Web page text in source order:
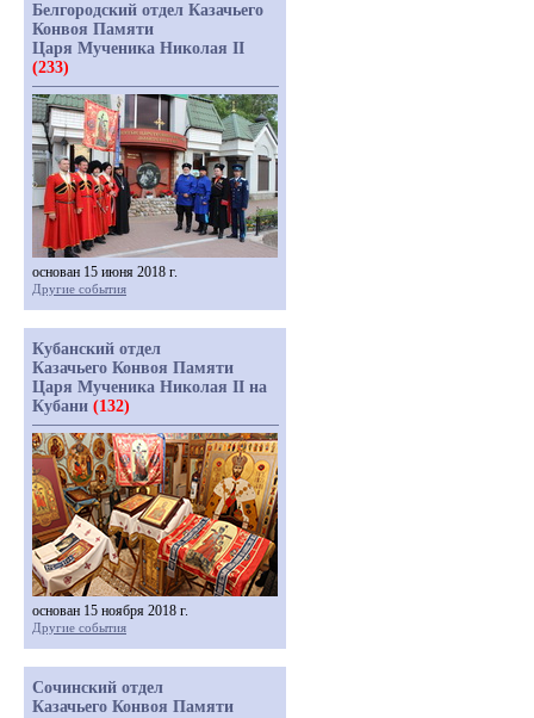
Белгородский отдел Казачьего
Конвоя Памяти
Царя Мученика Николая II
(233)
основан 15 июня 2018 г.
Другие события
Кубанский отдел
Казачьего Конвоя Памяти
Царя Мученика Николая II на
Кубани (132)
основан 15 ноября 2018 г.
Другие события
Сочинский отдел
Казачьего Конвоя Памяти